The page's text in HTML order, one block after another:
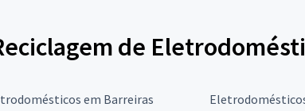
de
em Barreiras